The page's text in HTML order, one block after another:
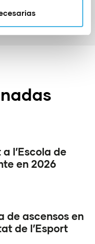
medicina y deporte
l’Escola de
en 2026
de ascensos en
de l’Esport